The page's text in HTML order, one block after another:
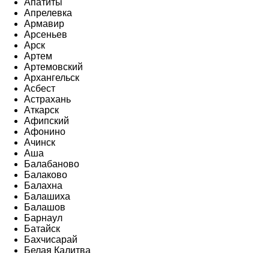
Апатиты
Апрелевка
Армавир
Арсеньев
Арск
Артем
Артемовский
Архангельск
Асбест
Астрахань
Аткарск
Афипский
Афонино
Ачинск
Аша
Балабаново
Балаково
Балахна
Балашиха
Балашов
Барнаул
Батайск
Бахчисарай
Белая Калитва